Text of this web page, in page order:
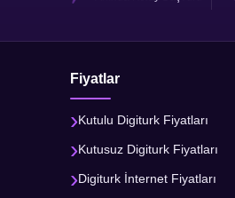
Fiyatlar
Kutulu Digiturk Fiyatları
Kutusuz Digiturk Fiyatları
Digiturk İnternet Fiyatları